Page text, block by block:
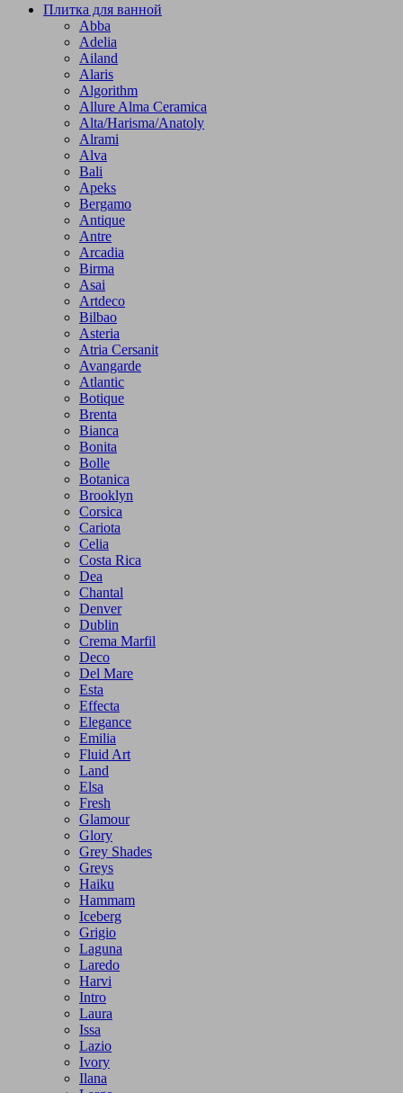
Плитка для ванной
Abba
Adelia
Ailand
Alaris
Algorithm
Allure Alma Ceramica
Alta/Harisma/Anatoly
Alrami
Alva
Bali
Apeks
Bergamo
Antique
Antre
Arcadia
Birma
Asai
Artdeco
Bilbao
Asteria
Atria Cersanit
Avangarde
Atlantic
Botique
Brenta
Bianca
Bonita
Bolle
Botanica
Brooklyn
Corsica
Cariota
Celia
Costa Rica
Dea
Chantal
Denver
Dublin
Crema Marfil
Deco
Del Mare
Esta
Effecta
Elegance
Emilia
Fluid Art
Land
Elsa
Fresh
Glamour
Glory
Grey Shades
Greys
Haiku
Hammam
Iceberg
Grigio
Laguna
Laredo
Harvi
Intro
Laura
Issa
Lazio
Ivory
Ilana